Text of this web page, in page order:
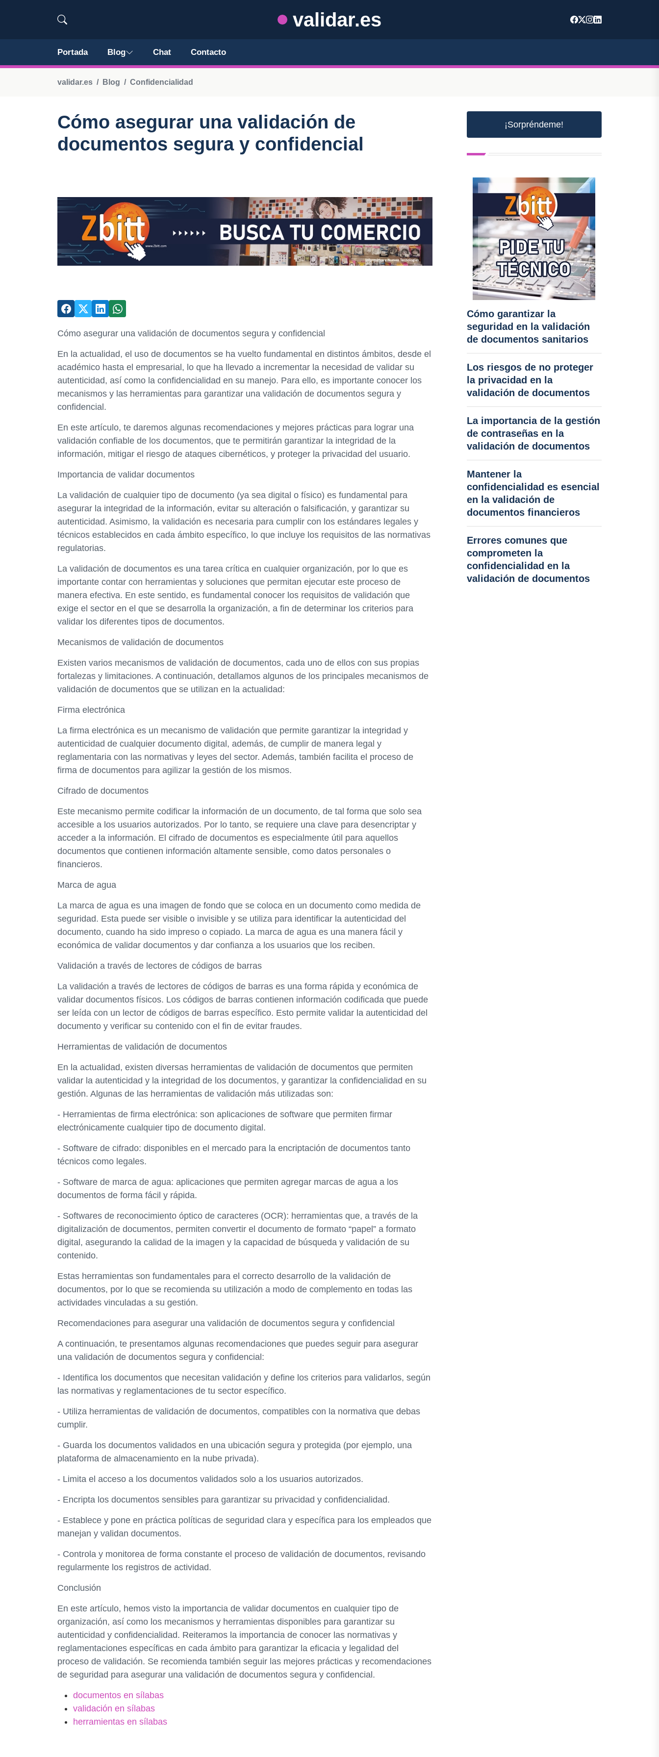
validar.es
Portada Blog Chat Contacto
validar.es Blog Confidencialidad
Cómo asegurar una validación de
documentos segura y confidencial
Cómo asegurar una validación de documentos segura y confidencial
En la actualidad, el uso de documentos se ha vuelto fundamental en distintos ámbitos, desde el
académico hasta el empresarial, lo que ha llevado a incrementar la necesidad de validar su
autenticidad, así como la confidencialidad en su manejo. Para ello, es importante conocer los
mecanismos y las herramientas para garantizar una validación de documentos segura y
confidencial.
En este artículo, te daremos algunas recomendaciones y mejores prácticas para lograr una
validación confiable de los documentos, que te permitirán garantizar la integridad de la
información, mitigar el riesgo de ataques cibernéticos, y proteger la privacidad del usuario.
Importancia de validar documentos
La validación de cualquier tipo de documento (ya sea digital o físico) es fundamental para
asegurar la integridad de la información, evitar su alteración o falsificación, y garantizar su
autenticidad. Asimismo, la validación es necesaria para cumplir con los estándares legales y
técnicos establecidos en cada ámbito específico, lo que incluye los requisitos de las normativas
regulatorias.
La validación de documentos es una tarea crítica en cualquier organización, por lo que es
importante contar con herramientas y soluciones que permitan ejecutar este proceso de
manera efectiva. En este sentido, es fundamental conocer los requisitos de validación que
exige el sector en el que se desarrolla la organización, a fin de determinar los criterios para
validar los diferentes tipos de documentos.
Mecanismos de validación de documentos
Existen varios mecanismos de validación de documentos, cada uno de ellos con sus propias
fortalezas y limitaciones. A continuación, detallamos algunos de los principales mecanismos de
validación de documentos que se utilizan en la actualidad:
Firma electrónica
La firma electrónica es un mecanismo de validación que permite garantizar la integridad y
autenticidad de cualquier documento digital, además, de cumplir de manera legal y
reglamentaria con las normativas y leyes del sector. Además, también facilita el proceso de
firma de documentos para agilizar la gestión de los mismos.
Cifrado de documentos
Este mecanismo permite codificar la información de un documento, de tal forma que solo sea
accesible a los usuarios autorizados. Por lo tanto, se requiere una clave para desencriptar y
acceder a la información. El cifrado de documentos es especialmente útil para aquellos
documentos que contienen información altamente sensible, como datos personales o
financieros.
Marca de agua
La marca de agua es una imagen de fondo que se coloca en un documento como medida de
seguridad. Esta puede ser visible o invisible y se utiliza para identificar la autenticidad del
documento, cuando ha sido impreso o copiado. La marca de agua es una manera fácil y
económica de validar documentos y dar confianza a los usuarios que los reciben.
Validación a través de lectores de códigos de barras
La validación a través de lectores de códigos de barras es una forma rápida y económica de
validar documentos físicos. Los códigos de barras contienen información codificada que puede
ser leída con un lector de códigos de barras específico. Esto permite validar la autenticidad del
documento y verificar su contenido con el fin de evitar fraudes.
Herramientas de validación de documentos
En la actualidad, existen diversas herramientas de validación de documentos que permiten
validar la autenticidad y la integridad de los documentos, y garantizar la confidencialidad en su
gestión. Algunas de las herramientas de validación más utilizadas son:
- Herramientas de firma electrónica: son aplicaciones de software que permiten firmar
electrónicamente cualquier tipo de documento digital.
- Software de cifrado: disponibles en el mercado para la encriptación de documentos tanto
técnicos como legales.
- Software de marca de agua: aplicaciones que permiten agregar marcas de agua a los
documentos de forma fácil y rápida.
- Softwares de reconocimiento óptico de caracteres (OCR): herramientas que, a través de la
digitalización de documentos, permiten convertir el documento de formato “papel” a formato
digital, asegurando la calidad de la imagen y la capacidad de búsqueda y validación de su
contenido.
Estas herramientas son fundamentales para el correcto desarrollo de la validación de
documentos, por lo que se recomienda su utilización a modo de complemento en todas las
actividades vinculadas a su gestión.
Recomendaciones para asegurar una validación de documentos segura y confidencial
A continuación, te presentamos algunas recomendaciones que puedes seguir para asegurar
una validación de documentos segura y confidencial:
- Identifica los documentos que necesitan validación y define los criterios para validarlos, según
las normativas y reglamentaciones de tu sector específico.
- Utiliza herramientas de validación de documentos, compatibles con la normativa que debas
cumplir.
- Guarda los documentos validados en una ubicación segura y protegida (por ejemplo, una
plataforma de almacenamiento en la nube privada).
- Limita el acceso a los documentos validados solo a los usuarios autorizados.
- Encripta los documentos sensibles para garantizar su privacidad y confidencialidad.
- Establece y pone en práctica políticas de seguridad clara y específica para los empleados que
manejan y validan documentos.
- Controla y monitorea de forma constante el proceso de validación de documentos, revisando
regularmente los registros de actividad.
Conclusión
En este artículo, hemos visto la importancia de validar documentos en cualquier tipo de
organización, así como los mecanismos y herramientas disponibles para garantizar su
autenticidad y confidencialidad. Reiteramos la importancia de conocer las normativas y
reglamentaciones específicas en cada ámbito para garantizar la eficacia y legalidad del
proceso de validación. Se recomienda también seguir las mejores prácticas y recomendaciones
de seguridad para asegurar una validación de documentos segura y confidencial.
documentos en sílabas
validación en sílabas
herramientas en sílabas
¡Sorpréndeme!
Cómo garantizar la
seguridad en la validación
de documentos sanitarios
Los riesgos de no proteger
la privacidad en la
validación de documentos
La importancia de la gestión
de contraseñas en la
validación de documentos
Mantener la
confidencialidad es esencial
en la validación de
documentos financieros
Errores comunes que
comprometen la
confidencialidad en la
validación de documentos